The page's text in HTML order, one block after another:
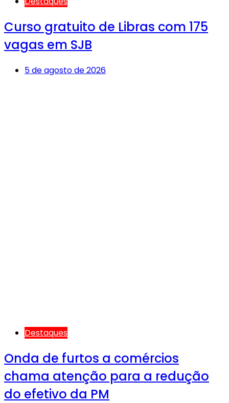
Curso gratuito de Libras com 175
vagas em SJB
5 de agosto de 2026
Destaques
Onda de furtos a comércios
chama atenção para a redução
do efetivo da PM